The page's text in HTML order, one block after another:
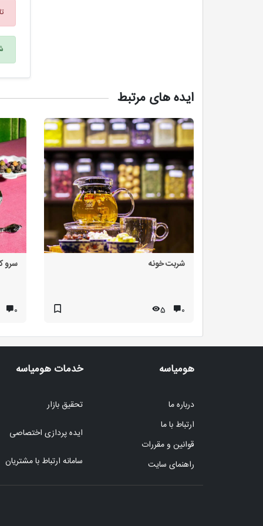
ایده های مرتبط
شربت خونه
۰ 5
سرو
۰
هومیاسه
درباره ما
ارتباط با ما
قوانین و مقررات
راهنمای سایت
خدمات هومیاسه
تحقیق بازار
ایده پردازی اختصاصی
سامانه ارتباط با مشتریان